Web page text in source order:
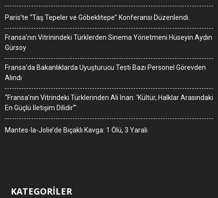
Paris’te “Taş Tepeler ve Göbeklitepe” Konferansı Düzenlendi.
Fransa’nın Vitrinindeki Türklerden Sinema Yönetmeni Hüseyin Aydın
Gürsoy
Fransa’da Bakanlıklarda Uyuşturucu Testi Bazı Personel Görevden
Alındı
“Fransa’nın Vitrindeki Türklerinden Ali İnan: ‘Kültür, Halklar Arasındaki
En Güçlü İletişim Dilidir'”
Mantes-la-Jolie’de Bıçaklı Kavga: 1 Ölü, 3 Yaralı
KATEGORİLER